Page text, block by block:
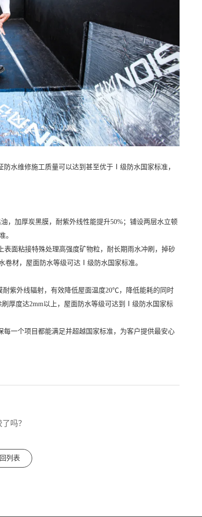
防水维修施工质量可以达到甚至优于 Ⅰ级防水国家标准，
，加厚炭黑膜，耐紫外线性能提升50%；铺设两层水立顿
。
表面粘接特殊处理高强度矿物粒，耐长期雨水冲刷，掉砂
卷材，屋面防水等级可达Ⅰ级防水国家标准。
耐紫外线辐射，有效降低屋面温度20℃，降低能耗的同时
厚度达2mm以上，屋面防水等级可达到Ⅰ级防水国家标
一个项目都能满足并超越国家标准，为客户提供最安心
吗？
列表